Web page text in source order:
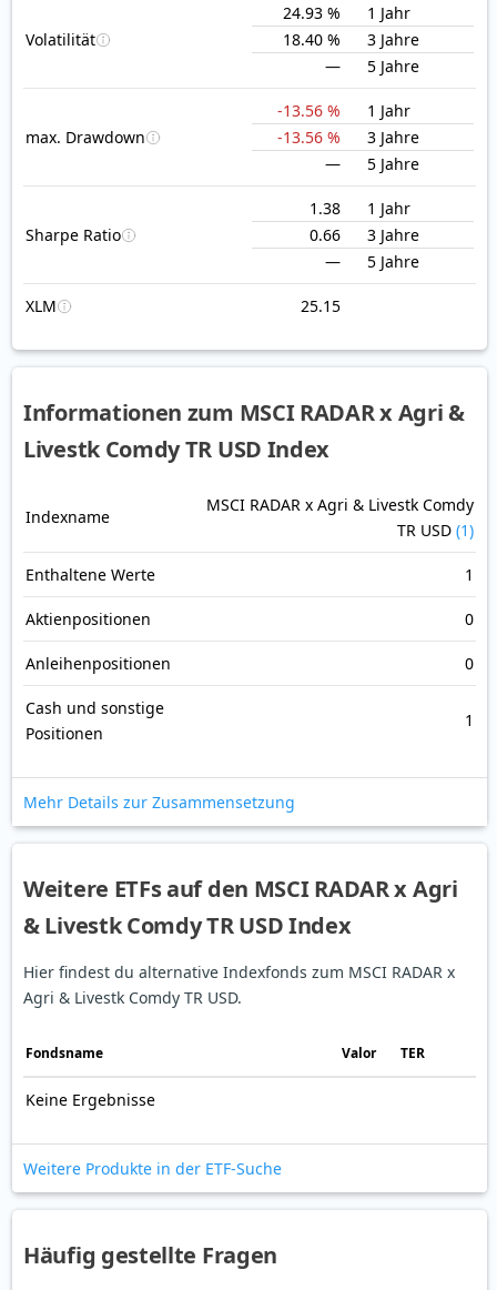
Volatilität
24.93 %
1 Jahr
18.40 %
3 Jahre
—
5 Jahre
max. Drawdown
-13.56 %
1 Jahr
-13.56 %
3 Jahre
—
5 Jahre
Sharpe Ratio
1.38
1 Jahr
0.66
3 Jahre
—
5 Jahre
XLM 25.15
Informationen zum MSCI RADAR x Agri &
Livestk Comdy TR USD Index
Indexname
MSCI RADAR x Agri & Livestk Comdy
TR USD (1)
Enthaltene Werte 1
Aktienpositionen 0
Anleihenpositionen 0
Cash und sonstige
Positionen
1
Mehr Details zur Zusammensetzung
Weitere ETFs auf den MSCI RADAR x Agri
& Livestk Comdy TR USD Index
Hier findest du alternative Indexfonds zum MSCI RADAR x
Agri & Livestk Comdy TR USD.
Fonds­name Valor TER
Keine Ergebnisse
Weitere Produkte in der ETF-Suche
Häufig gestellte Fragen